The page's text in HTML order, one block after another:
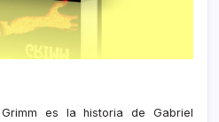
es la historia de Gabriel